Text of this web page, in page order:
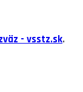
- vsstz.sk.